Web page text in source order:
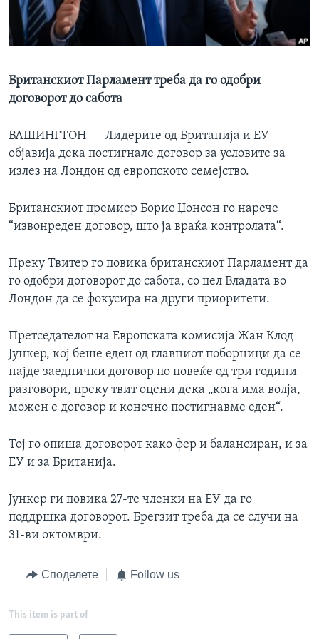
ИНТЕРВЈУА
Јазици
Британскиот Парламент треба да го одобри
договорот до сабота
ВАШИНГТОН — Лидерите од Британија и ЕУ
објавија дека постигнале договор за условите за
излез на Лондон од европското семејство.
Британскиот премиер Борис Џонсон го нарече
“извонреден договор, што ја враќа контролата“.
Преку Твитер го повика британскиот Парламент да
го одобри договорот до сабота, со цел Владата во
Лондон да се фокусира на други приоритети.
Претседателот на Европската комисија Жан Клод
Јункер, кој беше еден од главниот поборници да се
најде заеднички договор по повеќе од три години
разговори, преку твит оцени дека „кога има волја,
можен е договор и конечно постигнавме еден“.
Тој го опиша договорот како фер и балансиран, и за
ЕУ и за Британија.
Јункер ги повика 27-те членки на ЕУ да го
поддршка договорот. Брегзит треба да се случи на
31-ви октомври.
Споделете Follow us
This item is part of